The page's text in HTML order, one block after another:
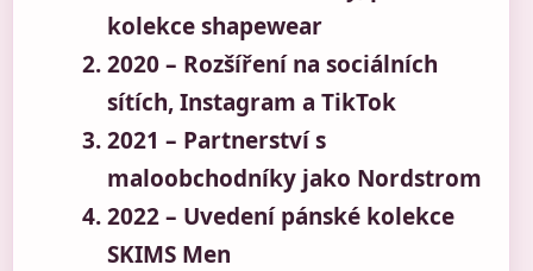
kolekce shapewear
2020– Rozšíření na sociálních
sítích, Instagram a TikTok
2021 – Partnerství s
maloobchodníky jako Nordstrom
2022– Uvedení pánské kolekce
SKIMS Men